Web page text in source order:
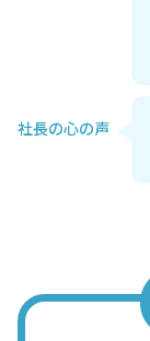
社長の心の声